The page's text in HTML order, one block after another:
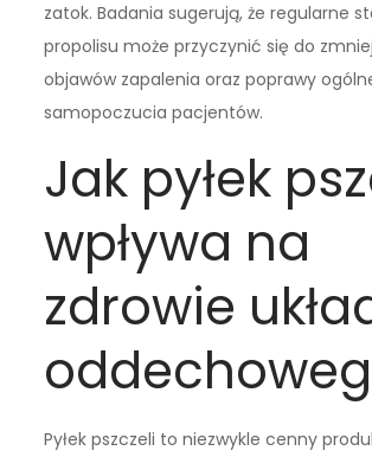
zatok. Badania sugerują, że regularne
propolisu może przyczynić się do
objawów zapalenia oraz poprawy
samopoczucia pacjentów.
Jak pyłek
wpływa na
zdrowie
Pyłek pszczeli to niezwykle cenny